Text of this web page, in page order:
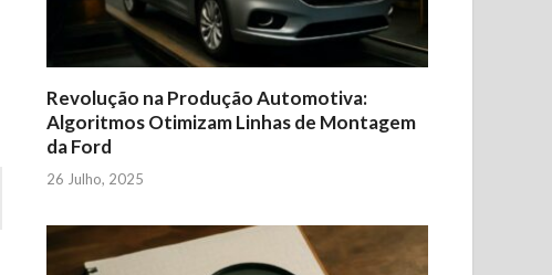
Revolução na Produção Automotiva:
Algoritmos Otimizam Linhas de Montagem
da Ford
26 Julho, 2025